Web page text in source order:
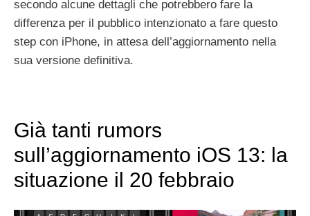
secondo alcune dettagli che potrebbero fare la
differenza per il pubblico intenzionato a fare questo
step con iPhone, in attesa dell’aggiornamento nella
sua versione definitiva.
Già tanti rumors
sull’aggiornamento iOS 13: la
situazione il 20 febbraio